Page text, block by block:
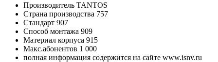
Производитель TANTOS
Страна производства 757
Стандарт 907
Способ монтажа 909
Материал корпуса 915
Макс.абонентов 1 000
полная информация содержится на сайте www.isnv.ru